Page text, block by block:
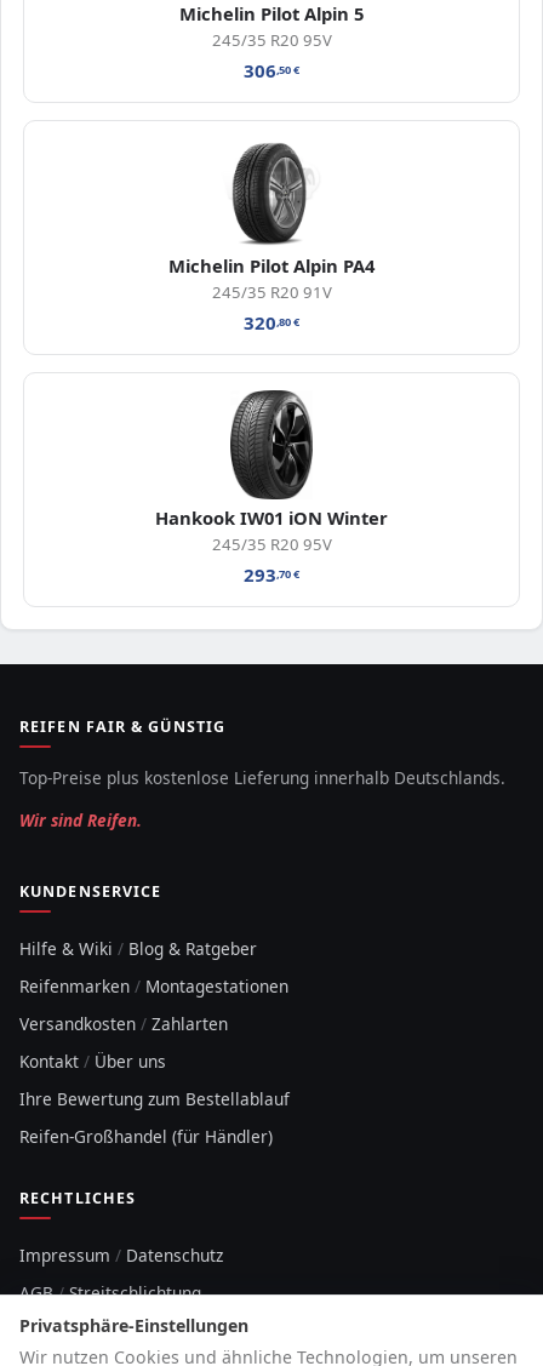
Michelin Pilot Alpin 5
245/35 R20 95V
306,50€
Michelin Pilot Alpin PA4
245/35 R20 91V
320,80€
Hankook IW01 iON Winter
245/35 R20 95V
293,70€
REIFEN FAIR & GÜNSTIG
Top-Preise plus kostenlose Lieferung innerhalb Deutschlands.
Wir sind Reifen.
KUNDENSERVICE
Hilfe & Wiki / Blog & Ratgeber
Reifenmarken / Montagestationen
Versandkosten / Zahlarten
Kontakt / Über uns
Ihre Bewertung zum Bestellablauf
Reifen-Großhandel (für Händler)
RECHTLICHES
Impressum / Datenschutz
AGB/Streitschlichtung
Sitemap
Privatsphäre-Einstellungen
Wir nutzen Cookies und ähnliche Technologien, um unseren